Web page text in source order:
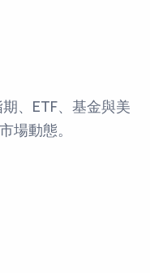
、ETF、基金與美
場動態。